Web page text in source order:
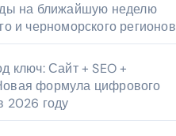
на ближайшую неделю
и черноморского регионов
ключ: Сайт + SEO +
формула цифрового
2026 году